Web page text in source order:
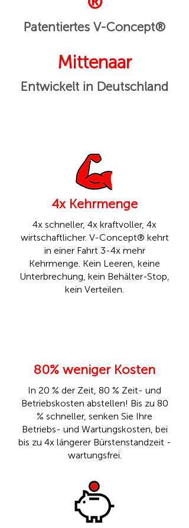
Patentiertes V-Concept®
Mittenaar
Entwickelt in Deutschland
4x Kehrmenge
4x schneller, 4x kraftvoller, 4x
wirtschaftlicher. V-Concept® kehrt
in einer Fahrt 3-4x mehr
Kehrmenge. Kein Leeren, keine
Unterbrechung, kein Behälter-Stop,
kein Verteilen.
80% weniger Kosten
In 20 % der Zeit, 80 % Zeit- und
Betriebskosten abstellen! Bis zu 80
% schneller, senken Sie Ihre
Betriebs- und Wartungskosten, bei
bis zu 4x längerer Bürstenstandzeit -
wartungsfrei.